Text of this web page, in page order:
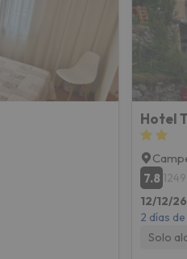
Hotel
7.8
12/12/
2 días
Solo